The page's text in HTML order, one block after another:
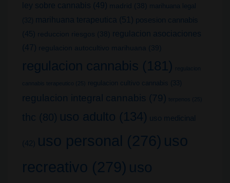
ley sobre cannabis (49) madrid (38)
marihuana legal
(32)
marihuana terapeutica (51) posesion cannabis
(45) reduccion riesgos (38)
regulacion asociaciones
(47) regulacion autocultivo marihuana (39)
regulacion cannabis (181) regulacion
cannabis terapeutico (25) regulacion cultivo cannabis (33)
regulacion integral cannabis (79) terpenos (25)
thc (80) uso adulto (134) uso medicinal
(42) uso personal (276) uso
recreativo (279) uso